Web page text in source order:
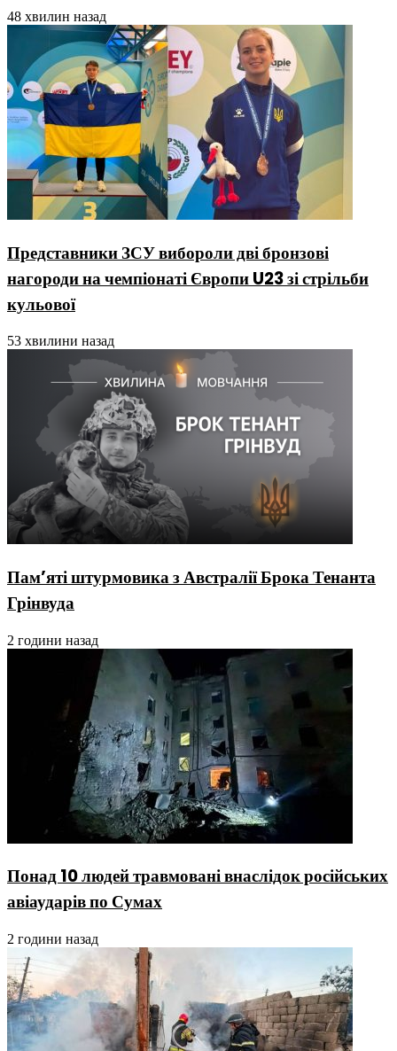
48 хвилин назад
Представники ЗСУ вибороли дві бронзові
нагороди на чемпіонаті Європи U23 зі стрільби
кульової
53 хвилини назад
Пам’яті штурмовика з Австралії Брока Тенанта
Грінвуда
2 години назад
Понад 10 людей травмовані внаслідок російських
авіаударів по Сумах
2 години назад